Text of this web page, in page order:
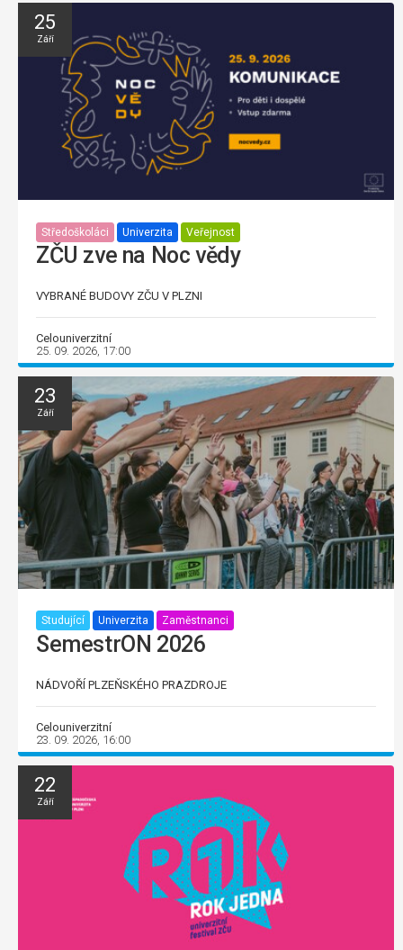
25
Září
Středoškoláci Univerzita Veřejnost
ZČU zve na Noc vědy
VYBRANÉ BUDOVY ZČU V PLZNI
Celouniverzitní
25. 09. 2026, 17:00
23
Září
Studující Univerzita Zaměstnanci
SemestrON 2026
NÁDVOŘÍ PLZEŇSKÉHO PRAZDROJE
Celouniverzitní
23. 09. 2026, 16:00
22
Září